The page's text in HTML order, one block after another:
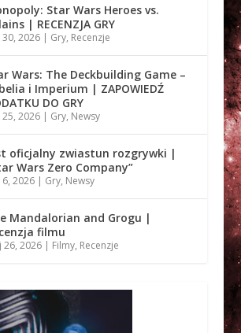
Star Wars Heroes vs.
| RECENZJA GRY
30, 2026| Gry, Recenzje
Wars: The Deckbuilding Game –
i Imperium | ZAPOWIEDŹ
DO GRY
25, 2026| Gry, Newsy
oficjalny zwiastun rozgrywki |
Wars Zero Company”
6, 2026| Gry, Newsy
Mandalorian and Grogu |
filmu
26, 2026| Filmy, Recenzje